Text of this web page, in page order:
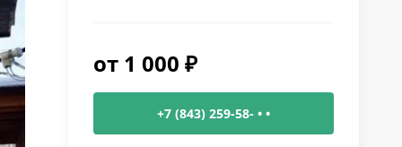
от 1 000 ₽
+7 (843) 259-58- • •